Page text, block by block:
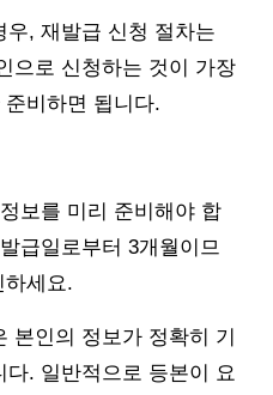
우, 재발급 신청 절차는
으로 신청하는 것이 가장
비하면 됩니다.
보를 미리 준비해야 합
급일로부터 3개월이므
하세요.
본인의 정보가 정확히 기
. 일반적으로 등본이 요